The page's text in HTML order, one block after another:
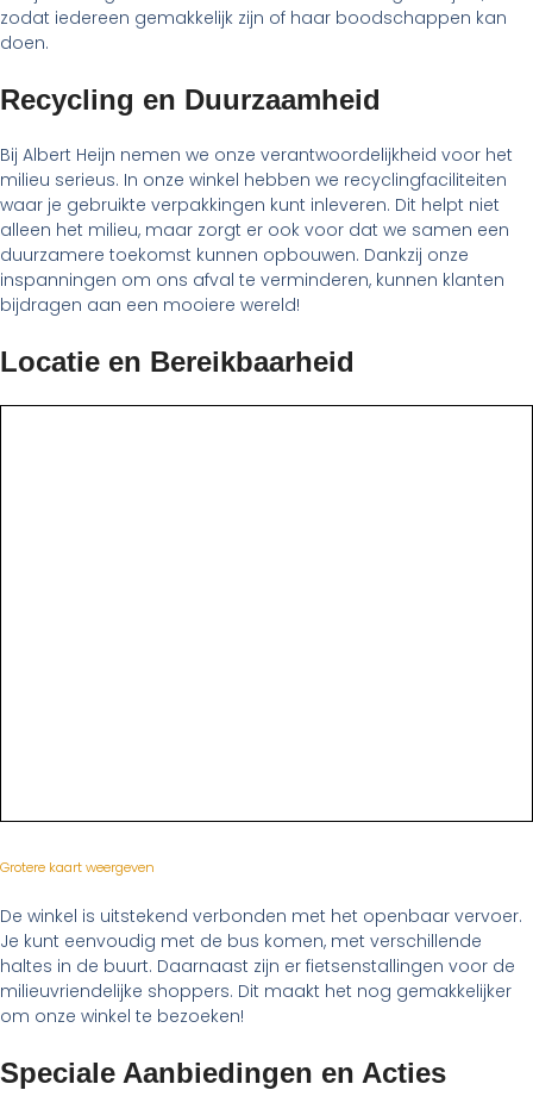
zodat iedereen gemakkelijk zijn of haar boodschappen kan
doen.
Recycling en Duurzaamheid
Bij Albert Heijn nemen we onze verantwoordelijkheid voor het
milieu serieus. In onze winkel hebben we recyclingfaciliteiten
waar je gebruikte verpakkingen kunt inleveren. Dit helpt niet
alleen het milieu, maar zorgt er ook voor dat we samen een
duurzamere toekomst kunnen opbouwen. Dankzij onze
inspanningen om ons afval te verminderen, kunnen klanten
bijdragen aan een mooiere wereld!
Locatie en Bereikbaarheid
Grotere kaart weergeven
De winkel is uitstekend verbonden met het openbaar vervoer.
Je kunt eenvoudig met de bus komen, met verschillende
haltes in de buurt. Daarnaast zijn er fietsenstallingen voor de
milieuvriendelijke shoppers. Dit maakt het nog gemakkelijker
om onze winkel te bezoeken!
Speciale Aanbiedingen en Acties